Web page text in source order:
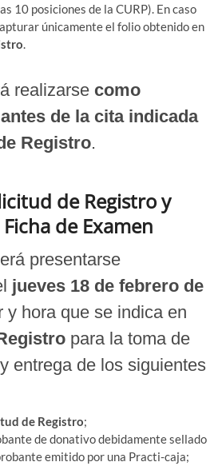
10 posiciones de la CURP). En caso
únicamente el folio obtenido en
.
realizarse como
de la cita indicada
Registro.
de Registro y
de Examen
presentarse
jueves 18 de febrero de
y hora que se indica en
para la toma de
entrega de los siguientes
de Registro;
de donativo debidamente sellado
emitido por una Practi-caja;